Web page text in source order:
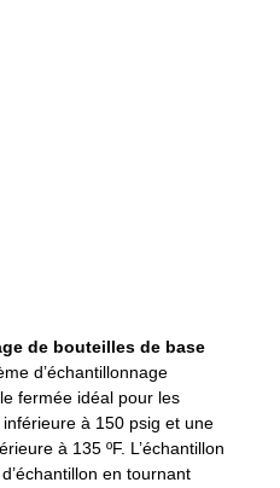
de bouteilles de base
d’échantillonnage
fermée idéal pour les
à 150 psig et une
à 135 ºF. L’échantillon
en tournant